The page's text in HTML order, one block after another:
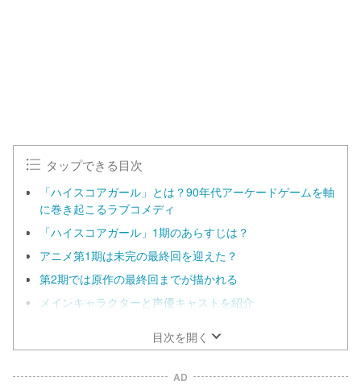
タップできる目次
「ハイスコアガール」とは？90年代アーケードゲームを軸
に巻き起こるラブコメディ
「ハイスコアガール」1期のあらすじは？
アニメ第1期は未完の最終回を迎えた？
第2期では原作の最終回までが描かれる
メインキャラクターと声優キャストを紹介
目次を開く
AD